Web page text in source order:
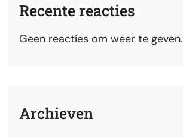
Recente reacties
Geen reacties om weer te geven.
Archieven